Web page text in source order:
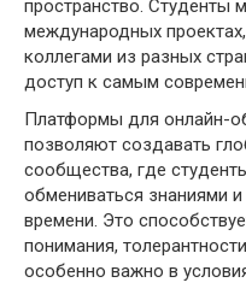
пространство. Студенты
международных
коллегами из разных
доступ к самым
Платформы для онлайн-
позволяют создавать
сообщества, где
обмениваться знаниями
времени. Это
понимания,
особенно важно в